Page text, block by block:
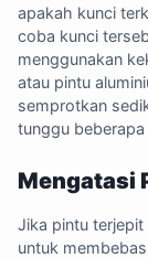
apakah kunci
coba kunci
menggunakan
atau pintu
semprotkan
tunggu
Mengatasi
Jika pintu terjepit
untuk